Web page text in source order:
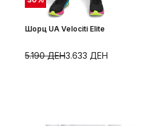
Шорц UA Velociti Elite
3.633 ДЕН
5.190ДЕН